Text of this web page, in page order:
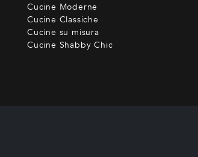
Cucine Moderne
Cucine Classiche
Cucine su misura
Cucine Shabby Chic